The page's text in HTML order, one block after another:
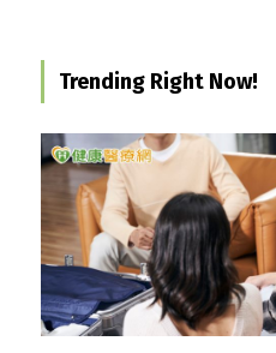
Trending Right Now!